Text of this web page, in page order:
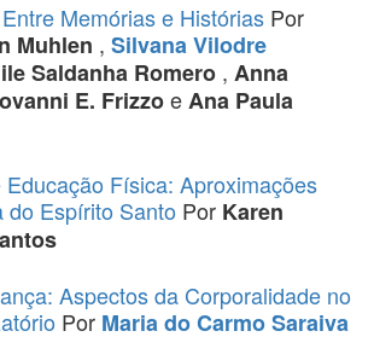
Memórias e Histórias Por
Muhlen , Silvana Vilodre
Saldanha Romero , Anna
E. FrizzoeAna Paula
Física: Aproximações
Espírito Santo Por Karen
Aspectos da Corporalidade no
Por Maria do Carmo Saraiva